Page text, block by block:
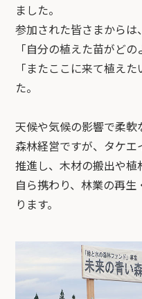
ました。
参加された皆さまからは
「自分の植えた苗がど
「またここに来て植え
た。
天候や気候の影響で柔
森林経営ですが、タケ
推進し、木材の搬出や
自ら携わり、林業の再
ります。